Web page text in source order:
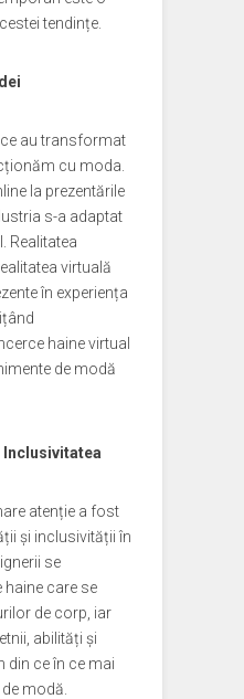
tendințe.
au transformat
cu moda.
la prezentările
s-a adaptat
Realitatea
virtuală
în experiența
haine virtual
de modă
Inclusivitatea
atenție a fost
și inclusivității în
se
haine care se
de corp, iar
abilități și
din ce în ce mai
modă.